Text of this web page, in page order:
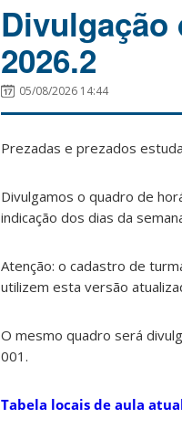
2026.2
05/08/2026 14:44
Prezadas e prezados
Divulgamos o quadro de
indicação dos dias da
Atenção: o cadastro de
utilizem esta versão
O mesmo quadro será
001.
Tabela locais de aula